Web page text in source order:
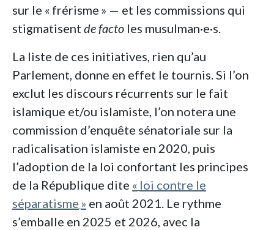
sur le « frérisme » — et les commissions qui
stigmatisent de facto les musulman·e·s.
La liste de ces initiatives, rien qu’au
Parlement, donne en effet le tournis. Si l’on
exclut les discours récurrents sur le fait
islamique et/ou islamiste, l’on notera une
commission d’enquête sénatoriale sur la
radicalisation islamiste en 2020, puis
l’adoption de la loi confortant les principes
de la République dite « loi contre le
séparatisme » en août 2021. Le rythme
s’emballe en 2025 et 2026, avec la